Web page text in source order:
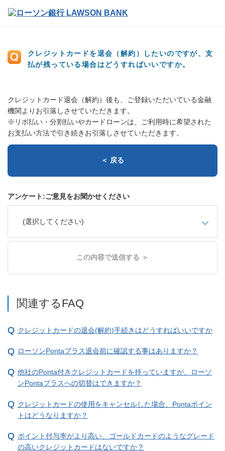
クレジットカードを退会（解約）したいのですが、支
払が残っている場合はどうすればいいですか。
クレジットカード退会（解約）後も、ご登録いただいている金融
機関よりお引落しさせていただきます。
※リボ払い・分割払いやカードローンは、ご利用時に希望された
お支払い方法で引き続きお引落しさせていただきます。
＜ 戻る
アンケート:ご意見をお聞かせください
(選択してください)
この内容で送信する ＞
関連するFAQ
クレジットカードの退会(解約)手続きはどうすればいいですか
ローソンPontaプラス退会前に確認する事はありますか？
他社のPonta付きクレジットカードを持っていますが、ローソ
ンPontaプラスへの切替はできますか？
クレジットカードの使用をキャンセルした場合、Pontaポイン
トはどうなりますか？
ポイント付与率がより高い、ゴールドカードのようなグレード
の高いクレジットカードはないですか？